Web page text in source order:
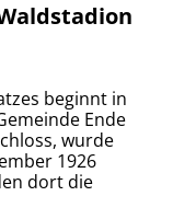
beginnt in
Ende
wurde
1926
dort die